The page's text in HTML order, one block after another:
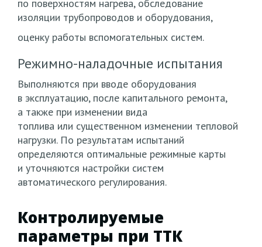
по поверхностям нагрева, обследование
изоляции трубопроводов и оборудования,
оценку работы вспомогательных систем.
Режимно-наладочные испытания
Выполняются при вводе оборудования
в эксплуатацию, после капитального ремонта,
а также при изменении вида
топлива или существенном изменении тепловой
нагрузки. По результатам испытаний
определяются оптимальные режимные карты
и уточняются настройки систем
автоматического регулирования.
Контролируемые
параметры при ТТК